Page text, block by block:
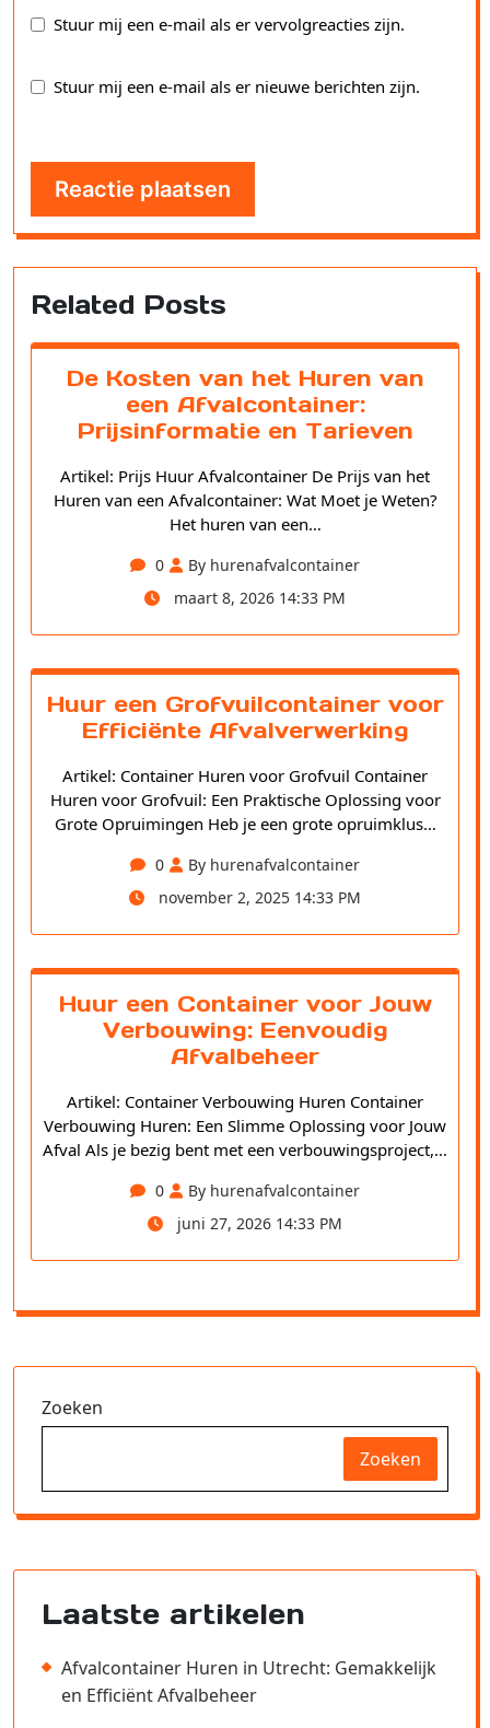
Stuur mij een e-mail als er vervolgreacties zijn.
Stuur mij een e-mail als er nieuwe berichten zijn.
Related Posts
De Kosten van het Huren van
een Afvalcontainer:
Prijsinformatie en Tarieven
Artikel: Prijs Huur Afvalcontainer De Prijs van het
Huren van een Afvalcontainer: Wat Moet je Weten?
Het huren van een…
0
By hurenafvalcontainer
maart 8, 2026 14:33 PM
Huur een Grofvuilcontainer voor
Efficiënte Afvalverwerking
Artikel: Container Huren voor Grofvuil Container
Huren voor Grofvuil: Een Praktische Oplossing voor
Grote Opruimingen Heb je een grote opruimklus…
0
By hurenafvalcontainer
november 2, 2025 14:33 PM
Huur een Container voor Jouw
Verbouwing: Eenvoudig
Afvalbeheer
Artikel: Container Verbouwing Huren Container
Verbouwing Huren: Een Slimme Oplossing voor Jouw
Afval Als je bezig bent met een verbouwingsproject,…
0
By hurenafvalcontainer
juni 27, 2026 14:33 PM
Zoeken
Zoeken
Laatste artikelen
Afvalcontainer Huren in Utrecht: Gemakkelijk
en Efficiënt Afvalbeheer